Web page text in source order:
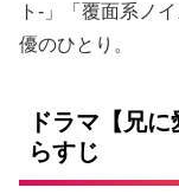
ト-」「覆面系ノ
優のひとり。
ドラマ【兄
らすじ